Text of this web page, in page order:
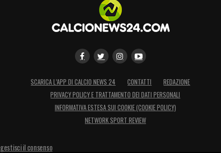
SCARICA L’APP DI CALCIO NEWS 24 CONTATTI
REDAZIONE
PRIVACY POLICY E TRATTAMENTO DEI DATI PERSONALI
INFORMATIVA ESTESA SUI COOKIE (COOKIE POLICY)
NETWORK SPORT REVIEW
gestisci il consenso